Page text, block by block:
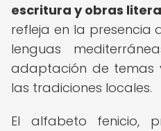
escritura y obras
refleja en la presencia
lenguas
adaptación de temas
las tradiciones locales.
El alfabeto fenicio,